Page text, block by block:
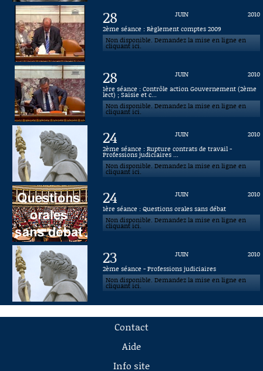
28 JUIN
2010
2ème séance : Règlement comptes 2009
Non disponible. Demandez la mise en ligne en
cliquant ici.
28 JUIN
2010
1ère séance : Contrôle action Gouvernement (2ème
lect) ; Saisie et c...
Non disponible. Demandez la mise en ligne en
cliquant ici.
24 JUIN
2010
2ème séance : Rupture contrats de travail -
Professions judiciaires ...
Non disponible. Demandez la mise en ligne en
cliquant ici.
24 JUIN
2010
1ère séance : Questions orales sans débat
Non disponible. Demandez la mise en ligne en
cliquant ici.
23 JUIN
2010
2ème séance - Professions judiciaires
Non disponible. Demandez la mise en ligne en
cliquant ici.
Contact
Aide
Info site